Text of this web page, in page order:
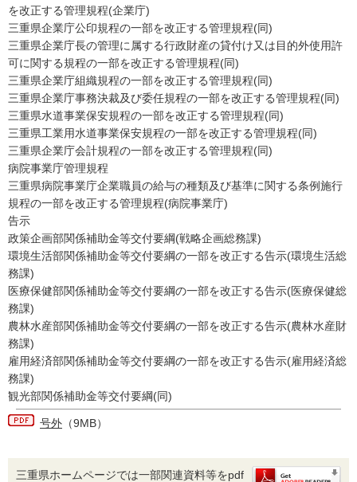
を改正する管理規程(企業庁)
三重県企業庁公印規程の一部を改正する管理規程(同)
三重県企業庁長の管理に属する行政財産の貸付け又は目的外使用許
可に関する規程の一部を改正する管理規程(同)
三重県企業庁組織規程の一部を改正する管理規程(同)
三重県企業庁事務決裁及び委任規程の一部を改正する管理規程(同)
三重県水道事業保安規程の一部を改正する管理規程(同)
三重県工業用水道事業保安規程の一部を改正する管理規程(同)
三重県企業庁会計規程の一部を改正する管理規程(同)
病院事業庁管理規程
三重県病院事業庁企業職員の給与の種類及び基準に関する条例施行
規程の一部を改正する管理規程(病院事業庁)
告示
政策企画部関係補助金等交付要綱(戦略企画総務課)
環境生活部関係補助金等交付要綱の一部を改正する告示(環境生活総
務課)
医療保健部関係補助金等交付要綱の一部を改正する告示(医療保健総
務課)
農林水産部関係補助金等交付要綱の一部を改正する告示(農林水産財
務課)
雇用経済部関係補助金等交付要綱の一部を改正する告示(雇用経済総
務課)
観光部関係補助金等交付要綱(同)
号外 （9MB）
三重県ホームページでは一部関連資料等をpdf